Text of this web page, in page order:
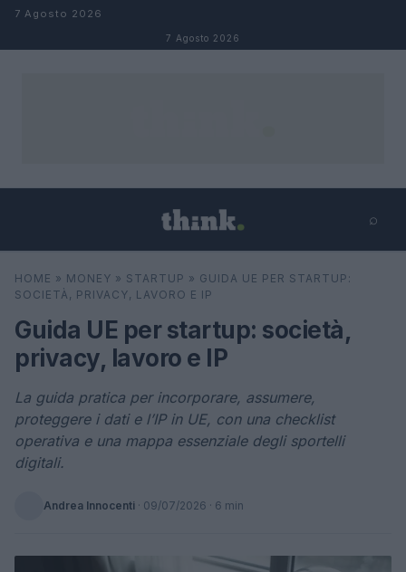
Salta al contenuto
7 Agosto 2026
7 Agosto 2026
⌕
Cerca ⌕
HOME » MONEY » STARTUP » GUIDA UE PER STARTUP:
SOCIETÀ, PRIVACY, LAVORO E IP
Guida UE per startup: società,
privacy, lavoro e IP
La guida pratica per incorporare, assumere,
proteggere i dati e l’IP in UE, con una checklist
operativa e una mappa essenziale degli sportelli
digitali.
Andrea Innocenti · 09/07/2026 · 6 min